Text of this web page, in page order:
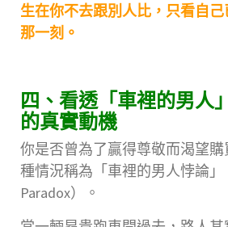
生在你不去跟別人比，只看自
那一刻。
四、看透「車裡的男人
的真實動機
你是否曾為了贏得尊敬而渴望
種情況稱為「車裡的男人悖論」
Paradox）。